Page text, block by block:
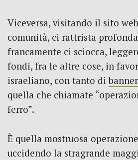
Viceversa, visitando il sito
comunità, ci rattrista
francamente ci sciocca,
fondi, fra le altre cose, in
israeliano, con tanto di
quella che chiamate
ferro”.
È quella mostruosa
uccidendo la stragrande